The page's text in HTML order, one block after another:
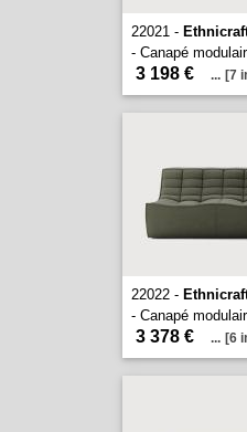
22021 -
- Canapé
3 198 € ... [7
22022 -
- Canapé
3 378 € ... [6